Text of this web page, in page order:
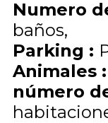
Numero
baños
Parking :
Animales :
número